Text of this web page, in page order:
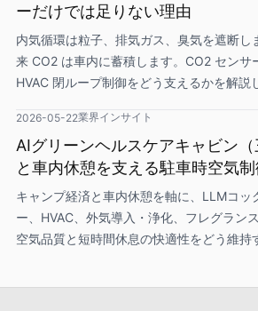
ーだけでは足りない理由
内気循環は粒子、排気ガス、臭気を遮断し
来 CO2 は車内に蓄積します。CO2 センサ
HVAC 閉ループ制御をどう支えるかを解説
2026-05-22業界インサイト
AIグリーンヘルスケアキャビン
と車内休憩を支える駐車時空気制
キャンプ経済と車内休憩を軸に、LLMコッ
ー、HVAC、外気導入・浄化、フレグラン
空気品質と短時間休息の快適性をどう維持